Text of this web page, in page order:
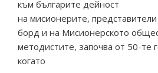
към българите дейност
на мисионерите,
борд и на Мисионерското
методистите, започва от 50-те
когато